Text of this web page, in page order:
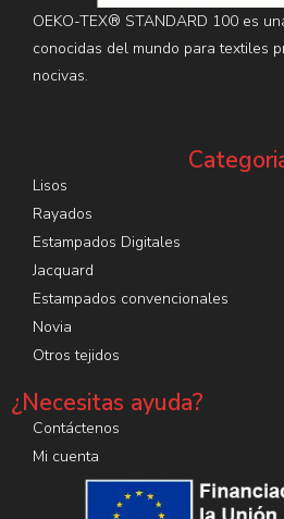
OEKO-TEX® STANDARD 100 es
conocidas del mundo para textiles
nocivas.
Lisos
Rayados
Estampados Digitales
Jacquard
Estampados convencionales
Novia
Otros tejidos
¿Necesitas ayuda?
Contáctenos
Mi cuenta